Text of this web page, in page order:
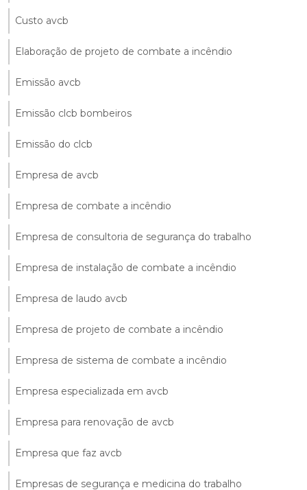
Custo avcb
Elaboração de projeto de combate a incêndio
Emissão avcb
Emissão clcb bombeiros
Emissão do clcb
Empresa de avcb
Empresa de combate a incêndio
Empresa de consultoria de segurança do trabalho
Empresa de instalação de combate a incêndio
Empresa de laudo avcb
Empresa de projeto de combate a incêndio
Empresa de sistema de combate a incêndio
Empresa especializada em avcb
Empresa para renovação de avcb
Empresa que faz avcb
Empresas de segurança e medicina do trabalho